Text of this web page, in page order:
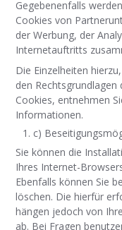
Gegebenenfalls
Cookies von
der Werbung, der
Internetauftritts
Die Einzelheiten
den
Cookies, entnehmen
Informationen.
c)
Sie können die
Ihres Internet-
Ebenfalls können Sie
löschen. Die hierfür
hängen jedoch von
ab. Bei Fragen